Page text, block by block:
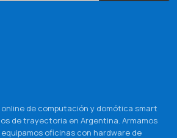
online de computación y domótica smart
de trayectoria en Argentina. Armamos
oficinas con hardware de